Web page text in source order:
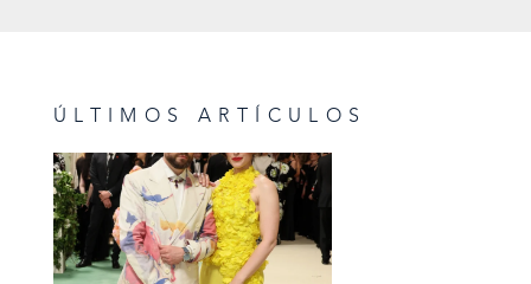
ÚLTIMOS ARTÍCULOS